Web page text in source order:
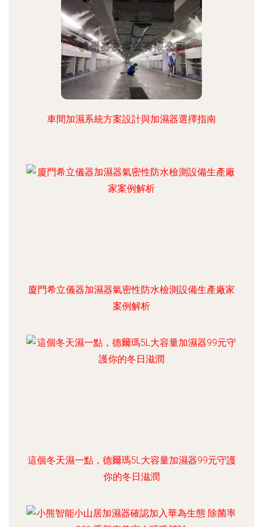
車間加濕系統方案設計與加濕器選擇指南
廈門希立儀器加濕器氣密性防水檢測設備生產廠家
案例解析
這個冬天濕一點，德爾瑪5L大容量加濕器99元守護
你的冬日滋潤